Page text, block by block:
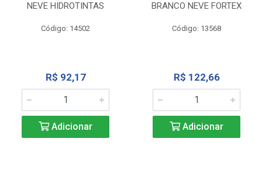
NEVE HIDROTINTAS
Código: 14502
R$ 92,17
Adicionar
BRANCO NEVE FORTEX
Código: 13568
R$ 122,66
Adicionar